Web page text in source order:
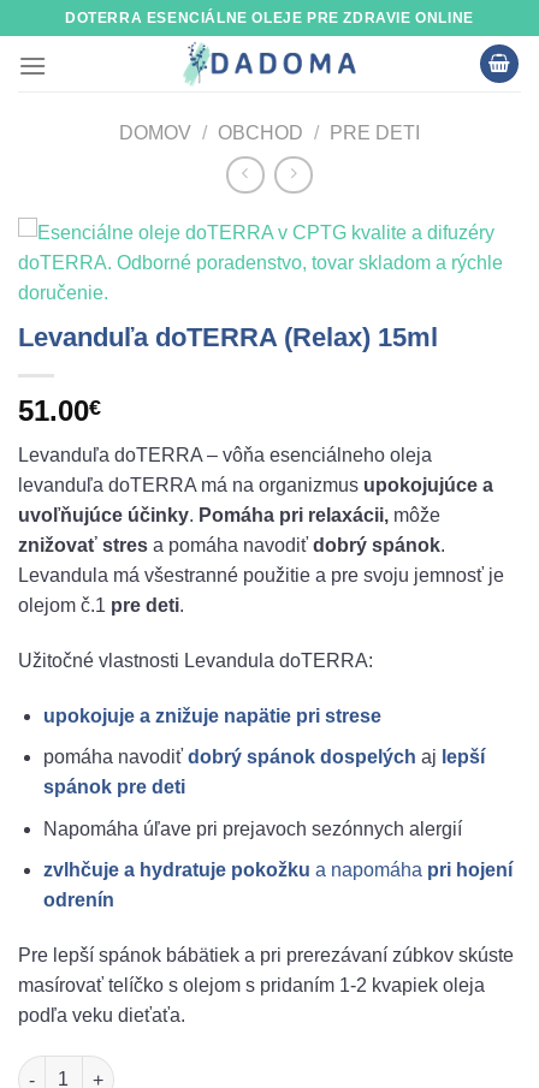
content
DOTERRA ESENCIÁLNE OLEJE PRE ZDRAVIE ONLINE
DOMOV / OBCHOD / PRE DETI
Levanduľa doTERRA (Relax) 15ml
51.00€
Levanduľa doTERRA – vôňa esenciálneho oleja
levanduľa doTERRA má na organizmus upokojujúce a
uvoľňujúce účinky. Pomáha pri relaxácii, môže
znižovať stres a pomáha navodiť dobrý spánok.
Levandula má všestranné použitie a pre svoju jemnosť je
olejom č.1 pre deti.
Užitočné vlastnosti Levandula doTERRA:
upokojuje a znižuje napätie pri strese
pomáha navodiť dobrý spánok dospelých aj lepší
spánok pre deti
Napomáha úľave pri prejavoch sezónnych alergií
zvlhčuje a hydratuje pokožku a napomáhapri hojení
odrenín
Pre lepší spánok bábätiek a pri prerezávaní zúbkov skúste
masírovať telíčko s olejom s pridaním 1-2 kvapiek oleja
podľa veku dieťaťa.
množstvo Levanduľa doTERRA (Relax) 15ml